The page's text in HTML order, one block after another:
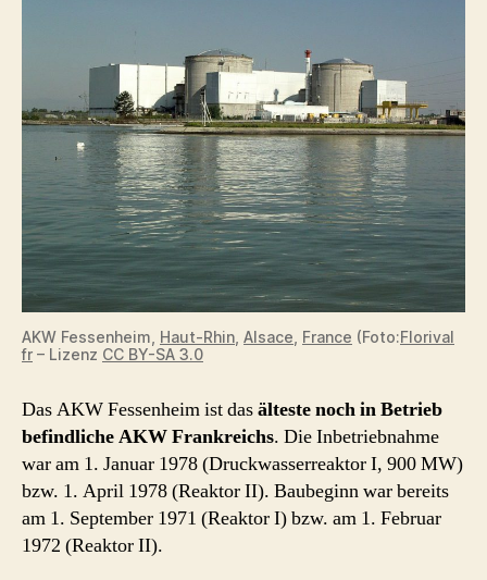
AKW Fessenheim, Haut-Rhin Alsace France (Foto:Florival
fr – Lizenz CC BY-SA 3.0
Das AKW Fessenheim ist dasälteste noch in Betrieb
befindliche AKW Frankreichs. Die Inbetriebnahme
war am 1. Januar 1978 (Druckwasserreaktor I, 900 MW)
bzw. 1. April 1978 (Reaktor II). Baubeginn war bereits
am 1. September 1971 (Reaktor I) bzw. am 1. Februar
1972 (Reaktor II).